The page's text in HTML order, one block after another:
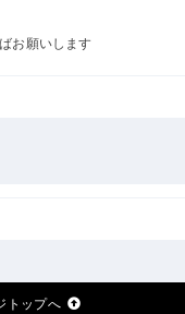
お願いします
トップへ